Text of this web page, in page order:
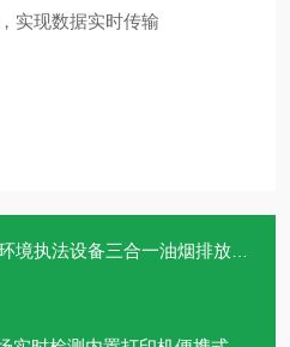
实现数据实时传输
执法设备三合一油烟排放浓度测试仪